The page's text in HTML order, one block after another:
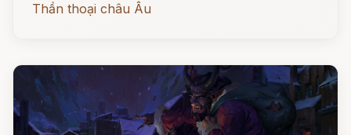
Thần thoại châu Âu